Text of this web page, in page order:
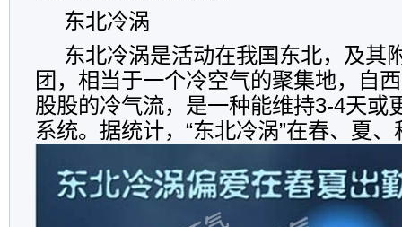
东北冷涡
东北冷涡是活动在我国东北，及其
团，相当于一个冷空气的聚集地，自
股股的冷气流，是一种能维持3-4天或
系统。据统计，“东北冷涡”在春、夏